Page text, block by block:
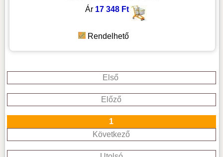
Ár 17 348 Ft
Rendelhető
Első
Előző
1
Következő